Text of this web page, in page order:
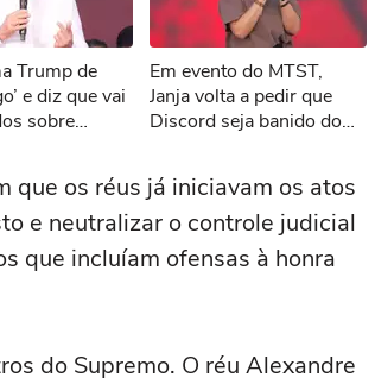
Trump de
e diz que vai
sobre
Em evento do MTST,
Janja volta a pedir que
Discord seja banido do
solta’
que os réus já iniciavam os atos
e neutralizar o controle judicial
que incluíam ofensas à honra
do Supremo. O réu Alexandre